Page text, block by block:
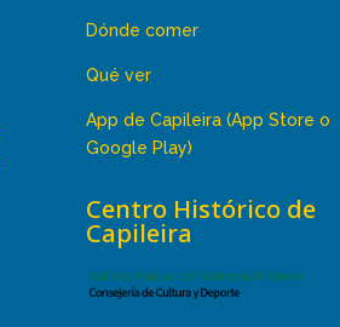
Dónde comer
Qué ver
App de Capileira (App Store o
Google Play)
Centro Histórico de
Capileira